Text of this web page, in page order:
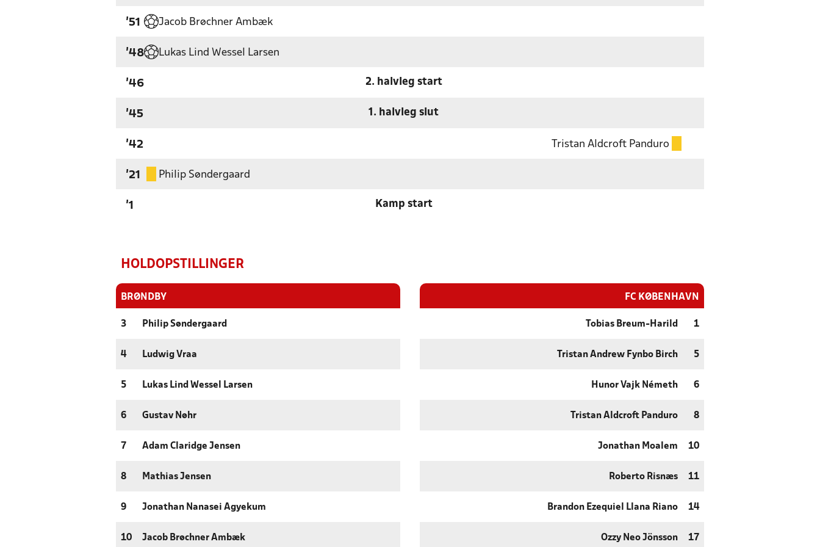
'51 Jacob Brøchner Ambæk
'48 Lukas Lind Wessel Larsen
'46 2. halvleg start
'45 1. halvleg slut
'42 Tristan Aldcroft Panduro
'21 Philip Søndergaard
'1 Kamp start
HOLDOPSTILLINGER
BRØNDBY
3 Philip Søndergaard
4 Ludwig Vraa
5 Lukas Lind Wessel Larsen
6 Gustav Nøhr
7 Adam Claridge Jensen
8 Mathias Jensen
9 Jonathan Nanasei Agyekum
10 Jacob Brøchner Ambæk
FC KØBENHAVN
Tobias Breum-Harild 1
Tristan Andrew Fynbo Birch 5
Hunor Vajk Németh 6
Tristan Aldcroft Panduro 8
Jonathan Moalem 10
Roberto Risnæs 11
Brandon Ezequiel Llana Riano 14
Ozzy Neo Jönsson 17